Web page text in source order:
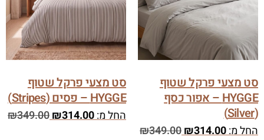
סט מצעי פרקל שטוף
HYGGE – אפור כסף
(Silver)
החל מ: ₪314.00
₪349.00
סט מצעי פרקל שטוף
HYGGE – פסים (Stripes)
החל מ: ₪314.00
₪349.00